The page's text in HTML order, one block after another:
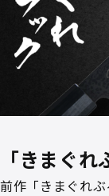
「きまぐ
前作「きまぐれ